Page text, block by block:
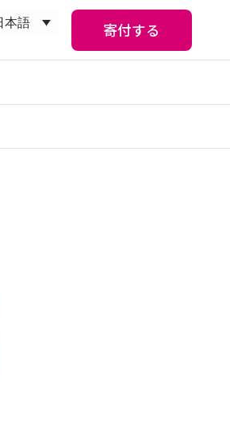
寄付する
本語